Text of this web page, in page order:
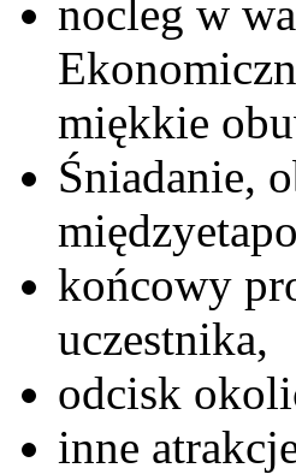
nocleg w
miękkie
Śniadanie,
końcowy
uczestnika,
odcisk
inne